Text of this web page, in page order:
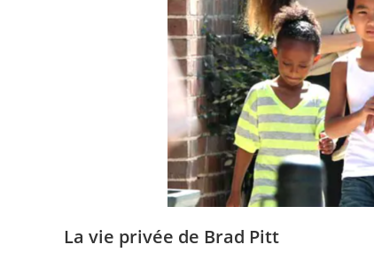
La vie privée de Brad Pitt